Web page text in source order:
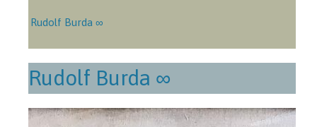
Rudolf Burda ∞
Rudolf Burda ∞